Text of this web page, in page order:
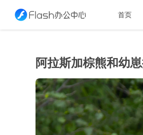
首页
阿拉斯加棕熊和幼